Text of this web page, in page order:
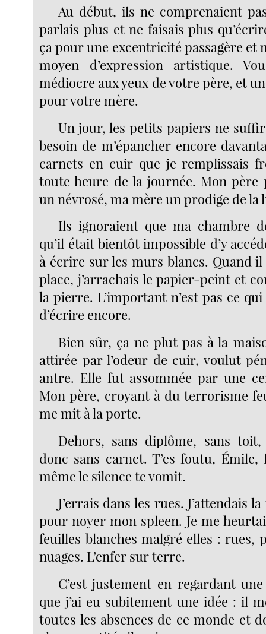
Au début, ils ne comprenaient
parlais plus et ne faisais plus
ça pour une excentricité passagère et
moyen d’expression artistique.
médiocre aux yeux de votre père, et
pour votre mère.
Un jour, les petits papiers ne
besoin de m’épancher encore
carnets en cuir que je remplissais
toute heure de la journée. Mon père
un névrosé, ma mère un prodige de
Ils ignoraient que ma chambre
qu’il était bientôt impossible d’y
à écrire sur les murs blancs. Quand il
place, j’arrachais le papier-peint et
la pierre. L’important n’est pas ce
d’écrire encore.
Bien sûr, ça ne plut pas à la
attirée par l’odeur de cuir, voulut
antre. Elle fut assommée par une
Mon père, croyant à du terrorisme
me mit à la porte.
Dehors, sans diplôme, sans
donc sans carnet. T’es foutu,
même le silence te vomit.
J’errais dans les rues. J’attendais
pour noyer mon spleen. Je me
feuilles blanches malgré elles : rues,
nuages. L’enfer sur terre.
C’est justement en regardant
que j’ai eu subitement une idée : il
toutes les absences de ce monde et